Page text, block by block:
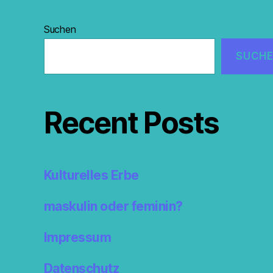
Suchen
Recent Posts
Kulturelles Erbe
maskulin oder feminin?
Impressum
Datenschutz